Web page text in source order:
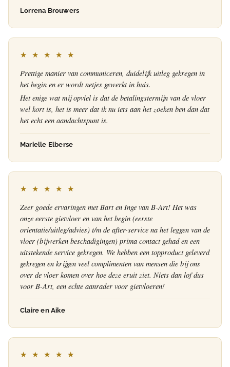
Lorrena Brouwers
★ ★ ★ ★ ★
Prettige manier van communiceren, duidelijk uitleg gekregen in
het begin en er wordt netjes gewerkt in huis.
Het enige wat mij opviel is dat de betalingstermijn van de vloer
wel kort is, het is meer dat ik nu iets aan het zoeken ben dan dat
het echt een aandachtspunt is.
Marielle Elberse
★ ★ ★ ★ ★
Zeer goede ervaringen met Bart en Inge van B-Art! Het was
onze eerste gietvloer en van het begin (eerste
orientatie/uitleg/advies) t/m de after-service na het leggen van de
vloer (bijwerken beschadigingen) prima contact gehad en een
uitstekende service gekregen. We hebben een topproduct geleverd
gekregen en krijgen veel complimenten van mensen die bij ons
over de vloer komen over hoe deze eruit ziet. Niets dan lof dus
voor B-Art, een echte aanrader voor gietvloeren!
Claire en Aike
★ ★ ★ ★ ★